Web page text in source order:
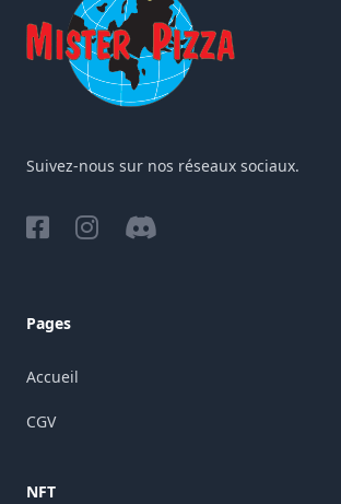
Suivez-nous sur nos réseaux sociaux.
FacebookInstagram
Discord
Pages
Accueil
CGV
NFT